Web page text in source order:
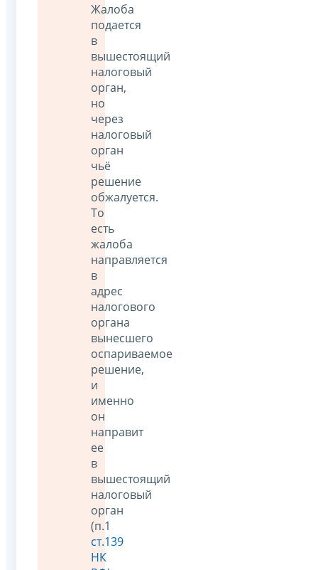
Жалоба
подается
в
вышестоящий
налоговый
орган,
но
через
налоговый
орган
чьё
решение
обжалуется.
То
есть
жалоба
направляется
в
адрес
налогового
органа
вынесшего
оспариваемое
решение,
и
именно
он
направит
ее
в
вышестоящий
налоговый
орган
(п.1
ст.139
НК